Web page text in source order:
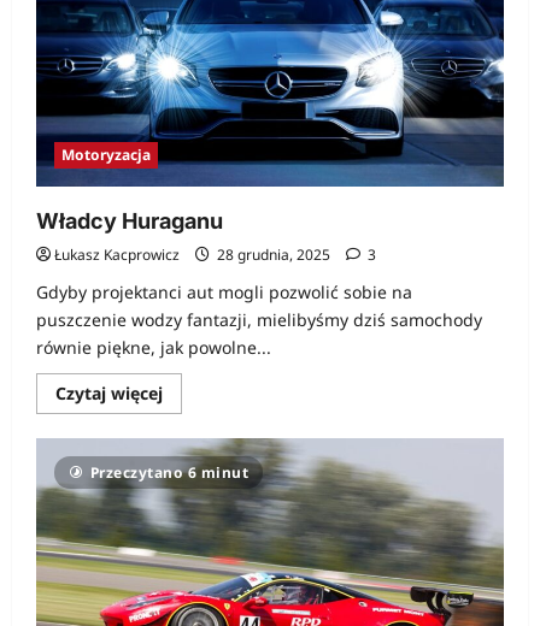
genezy
Motoryzacja
Władcy Huraganu
Łukasz Kacprowicz 28 grudnia, 2025 3
Gdyby projektanci aut mogli pozwolić sobie na
puszczenie wodzy fantazji, mielibyśmy dziś samochody
równie piękne, jak powolne...
Czytaj więcejDowiedz
się
o
Władcy
Huraganu
Przeczytano 6 minut